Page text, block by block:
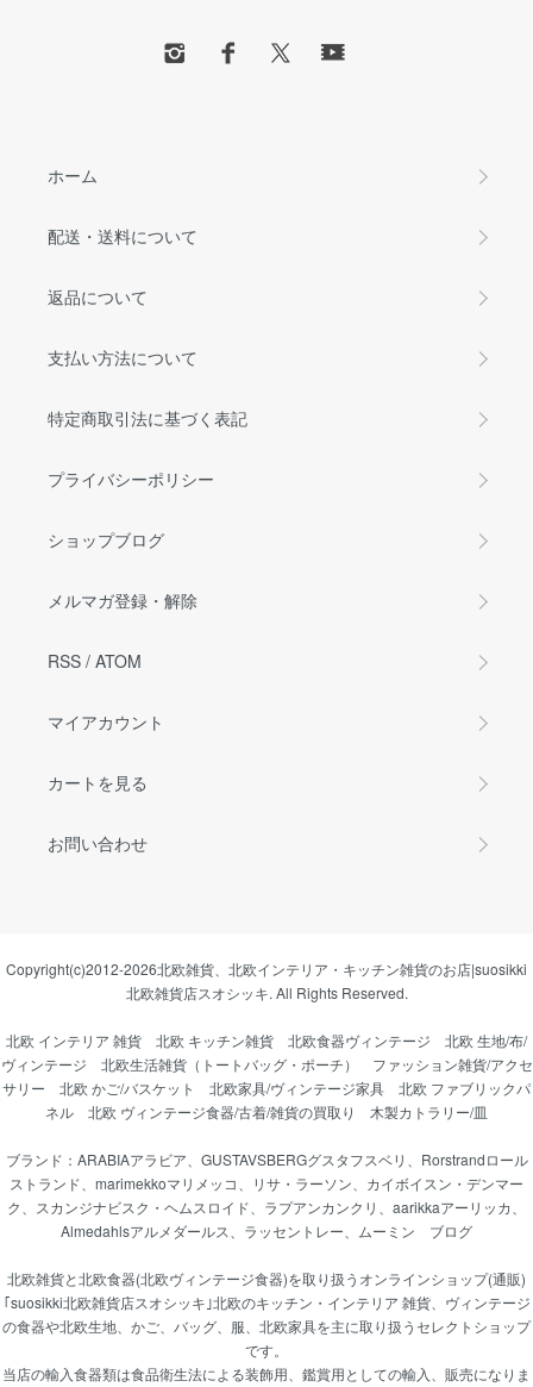
ホーム
配送・送料について
返品について
支払い方法について
特定商取引法に基づく表記
プライバシーポリシー
ショップブログ
メルマガ登録・解除
RSS / ATOM
マイアカウント
カートを見る
お問い合わせ
Copyright(c)2012-2026北欧雑貨、北欧インテリア・キッチン雑貨のお店|suosikki
北欧雑貨店スオシッキ.All Rights Reserved.
北欧 インテリア 雑貨 北欧 キッチン雑貨 北欧食器ヴィンテージ
北欧 生地/布/
ヴィンテージ
北欧生活雑貨（トートバッグ・ポーチ）
ファッション雑貨/アクセ
サリー
北欧 かご/バスケット 北欧家具/ヴィンテージ家具
北欧 ファブリックパ
ネル
北欧 ヴィンテージ食器/古着/雑貨の買取り 木製カトラリー/皿
ブランド： ARABIAアラビア、 GUSTAVSBERGグスタフスベリ 、 Rorstrandロール
ストランド、 marimekkoマリメッコ、 リサ・ラーソン、 カイボイスン・デンマー
ク、 スカンジナビスク・ヘムスロイド、 ラプアンカンクリ 、 aarikkaアーリッカ、
Almedahlsアルメダールス、 ラッセントレー、 ムーミン ブログ
北欧雑貨と北欧食器(北欧ヴィンテージ食器)を取り扱うオンラインショップ(通販)
｢suosikki北欧雑貨店スオシッキ｣北欧のキッチン・インテリア 雑貨、ヴィンテージ
の食器や北欧生地、かご、バッグ、服、北欧家具を主に取り扱うセレクトショップ
です。
当店の輸入食器類は食品衛生法による装飾用、鑑賞用としての輸入、販売になりま